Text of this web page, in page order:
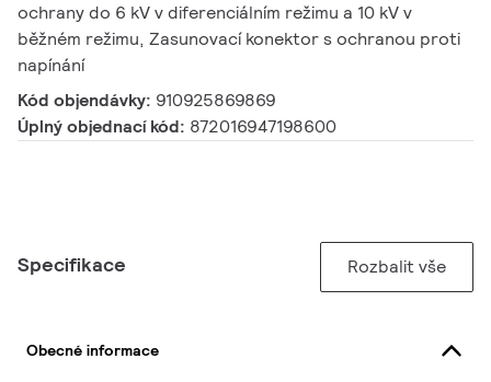
ochrany do 6 kV v diferenciálním režimu a 10 kV v
běžném režimu, Zasunovací konektor s ochranou proti
napínání
Kód objendávky: 910925869869
Úplný objednací kód: 872016947198600
Specifikace Rozbalit vše
Obecné informace